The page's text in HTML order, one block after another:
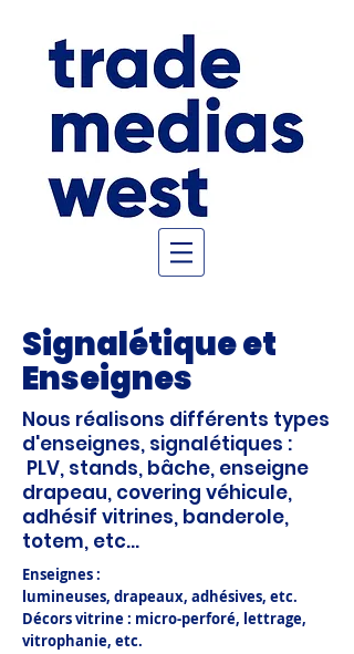
Signalétique et
Enseignes
Nous réalisons différents types
d'enseignes, signalétiques :
PLV, stands, bâche, enseigne
drapeau, covering véhicule,
adhésif vitrines, banderole,
totem, etc...
Enseignes :
lumineuses, drapeaux, adhésives, etc.
Décors vitrine : micro-perforé, lettrage,
vitrophanie, etc.